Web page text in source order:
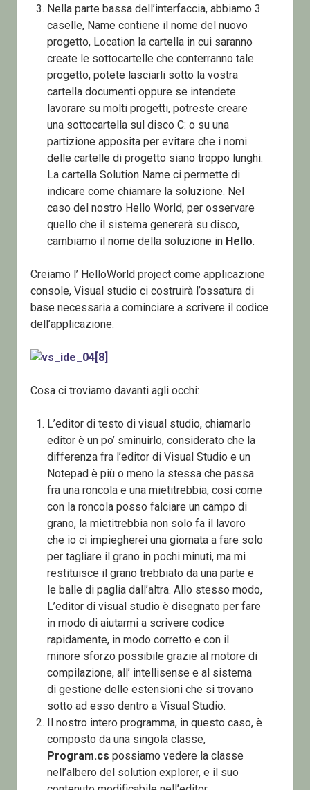
Nella parte bassa dell’interfaccia, abbiamo 3
caselle, Name contiene il nome del nuovo
progetto, Location la cartella in cui saranno
create le sottocartelle che conterranno tale
progetto, potete lasciarli sotto la vostra
cartella documenti oppure se intendete
lavorare su molti progetti, potreste creare
una sottocartella sul disco C: o su una
partizione apposita per evitare che i nomi
delle cartelle di progetto siano troppo lunghi.
La cartella Solution Name ci permette di
indicare come chiamare la soluzione. Nel
caso del nostro Hello World, per osservare
quello che il sistema genererà su disco,
cambiamo il nome della soluzione in Hello.
Creiamo l’ HelloWorld project come applicazione
console, Visual studio ci costruirà l’ossatura di
base necessaria a cominciare a scrivere il codice
dell’applicazione.
Cosa ci troviamo davanti agli occhi:
L’editor di testo di visual studio, chiamarlo
editor è un po’ sminuirlo, considerato che la
differenza fra l’editor di Visual Studio e un
Notepad è più o meno la stessa che passa
fra una roncola e una mietitrebbia, così come
con la roncola posso falciare un campo di
grano, la mietitrebbia non solo fa il lavoro
che io ci impiegherei una giornata a fare solo
per tagliare il grano in pochi minuti, ma mi
restituisce il grano trebbiato da una parte e
le balle di paglia dall’altra. Allo stesso modo,
L’editor di visual studio è disegnato per fare
in modo di aiutarmi a scrivere codice
rapidamente, in modo corretto e con il
minore sforzo possibile grazie al motore di
compilazione, all’ intellisense e al sistema
di gestione delle estensioni che si trovano
sotto ad esso dentro a Visual Studio.
Il nostro intero programma, in questo caso, è
composto da una singola classe,
Program.cs possiamo vedere la classe
nell’albero del solution explorer, e il suo